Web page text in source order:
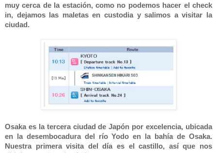
muy cerca de la estación, como no podemos hacer el check
in, dejamos las maletas en custodia y salimos a visitar la
ciudad.
Osaka es la tercera ciudad de Japón por excelencia, ubicada
en la desembocadura del río Yodo en la bahía de Osaka.
Nuestra primera visita del día es el castillo, así que nos